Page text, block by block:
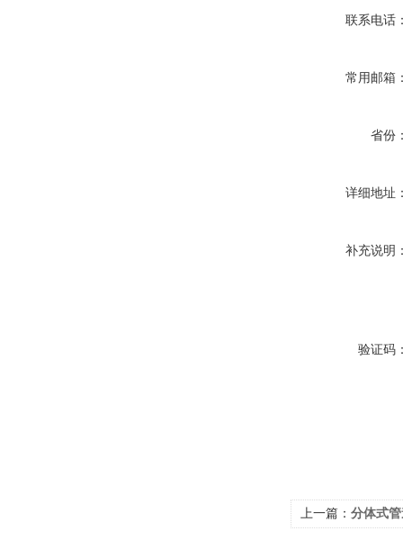
联系电话
常用邮箱
省份
详细地址
补充说明
验证码
上一篇： 分体式